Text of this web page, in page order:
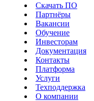
Скачать ПО
Партнёры
Вакансии
Обучение
Инвесторам
Документация
Контакты
Платформа
Услуги
Техподдержка
О компании